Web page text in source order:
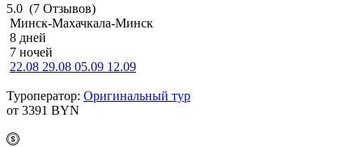
5.0 (7 Отзывов)
Минск-Махачкала-Минск
8 дней
7 ночей
22.08 29.08 05.09 12.09
Туроператор: Оригинальный тур
от 3391 BYN